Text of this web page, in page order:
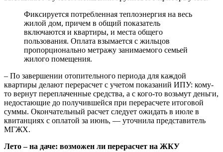
Фиксируется потребленная теплоэнергия на весь
жилой дом, причем в общий показатель
включаются и квартиры, и места общего
пользования. Оплата взымается с жильцов
пропорционально метражу занимаемого семьей
жилого помещения.
– По завершении отопительного периода для каждой
квартиры делают перерасчет с учетом показаний ИПУ: кому-
то вернут переплаченные средства, а с кого-то возьмут деньги,
недостающие до получившейся при перерасчете итоговой
суммы. Окончательный расчет следует ожидать в июле в
квитанциях с оплатой за июнь, — уточнила представитель
МГЖХ.
Лето – на даче: возможен ли перерасчет на ЖКУ